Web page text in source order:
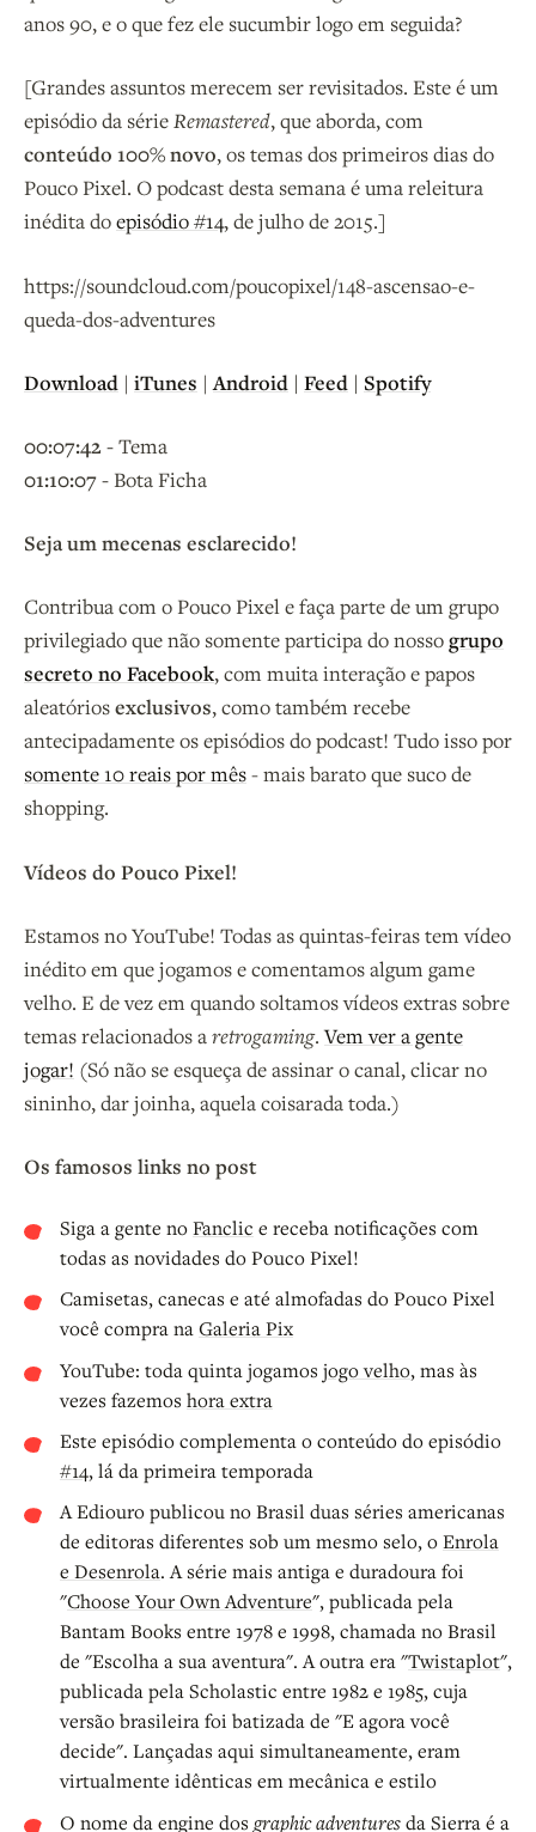
anos 90, e o que fez ele sucumbir logo em seguida?
[Grandes assuntos merecem ser revisitados. Este é um
episódio da sérieRemastered, que aborda, com
conteúdo 100% novo, os temas dos primeiros dias do
Pouco Pixel. O podcast desta semana é uma releitura
inédita doepisódio #14, de julho de 2015.]
https://soundcloud.com/poucopixel/148-ascensao-e-
queda-dos-adventures
Download | iTunes |Android | Feed | Spotify
00:07:42 -Tema
01:10:07 -Bota Ficha
Seja um mecenas esclarecido!
Contribua com o Pouco Pixel e faça parte de um grupo
privilegiado que não somente participa do nossogrupo
secreto no Facebook, com muita interação e papos
aleatóriosexclusivos, como também recebe
antecipadamente os episódios do podcast! Tudo isso por
somente 10 reais por mês- mais barato que suco de
shopping.
Vídeos do Pouco Pixel!
Estamos no YouTube! Todas as quintas-feiras tem vídeo
inédito em que jogamos e comentamos algum game
velho. E de vez em quando soltamos vídeos extras sobre
temas relacionados aretrogaming.Vem ver a gente
jogar! (Só não se esqueça de assinar o canal, clicar no
sininho, dar joinha, aquela coisarada toda.)
Os famosos links no post
Siga a gente noFanclic e receba notificações com
todas as novidades do Pouco Pixel!
Camisetas, canecas e até almofadas do Pouco Pixel
você compra naGaleria Pix
YouTube: toda quinta jogamos jogo velho, mas às
vezes fazemos hora extra
Este episódio complementa o conteúdo do episódio
#14, lá da primeira temporada
A Ediouro publicou no Brasil duas séries americanas
de editoras diferentes sob um mesmo selo, oEnrola
e Desenrola. A série mais antiga e duradoura foi
"Choose Your Own Adventure", publicada pela
Bantam Books entre 1978 e 1998, chamada no Brasil
de "Escolha a sua aventura". A outra era "Twistaplot",
publicada pela Scholastic entre 1982 e 1985, cuja
versão brasileira foi batizada de "E agora você
decide". Lançadas aqui simultaneamente, eram
virtualmente idênticas em mecânica e estilo
O nome da engine dos graphic adventuresda Sierra é a